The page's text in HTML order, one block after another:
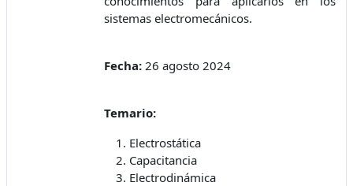
sistemas electromecánicos.
Fecha: 26 agosto 2024
Temario:
Electrostática
Capacitancia
Electrodinámica